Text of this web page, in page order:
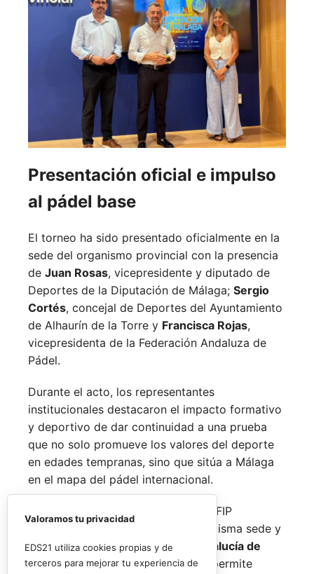
Presentación oficial e impulso
al pádel base
El torneo ha sido presentado oficialmente en la
sede del organismo provincial con la presencia
de Juan Rosas, vicepresidente y diputado de
Deportes de la Diputación de Málaga; Sergio
Cortés, concejal de Deportes del Ayuntamiento
de Alhaurín de la Torre y Francisca Rojas,
vicepresidenta de la Federación Andaluza de
Pádel.
Durante el acto, los representantes
institucionales destacaron el impacto formativo
y deportivo de dar continuidad a una prueba
que no solo promueve los valores del deporte
en edades tempranas, sino que sitúa a Málaga
en el mapa del pádel internacional.
De forma paralela al desarrollo del FIP
Promises, la FAP organizará en la misma sede y
fechas losInternacionales de Andalucía de
Menores 2026. Esta cita paralela permite
Valoramos tu privacidad
EDS21 utiliza cookies propias y de
terceros para mejorar tu experiencia de